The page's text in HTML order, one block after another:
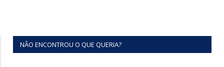
NÃO ENCONTROU O QUE QUERIA?